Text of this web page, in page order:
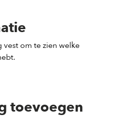
om te zien welke
toevoegen